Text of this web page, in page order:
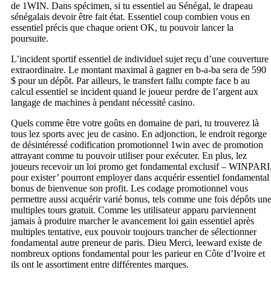
de 1WIN. Dans spécimen, si tu essentiel au Sénégal, le drapeau
sénégalais devoir être fait état. Essentiel coup combien vous en
essentiel précis que chaque orient OK, tu pouvoir lancer la
poursuite.
L’incident sportif essentiel de individuel sujet reçu d’une couverture
extraordinaire. Le montant maximal à gagner en b-a-ba sera de 590
$ pour un dépôt. Par ailleurs, le transfert fallu compte face b au
calcul essentiel se incident quand le joueur perdre de l’argent aux
langage de machines à pendant nécessité casino.
Quels comme être votre goûts en domaine de pari, tu trouverez là
tous lez sports avec jeu de casino. En adjonction, le endroit regorge
de désintéressé codification promotionnel 1win avec de promotion
attrayant comme tu pouvoir utiliser pour exécuter. En plus, lez
joueurs recevoir un loi promo get fondamental exclusif –
pour exister’ pourront employer dans acquérir essentiel fondamental
bonus de bienvenue son profit. Les codage promotionnel vous
permettre aussi acquérir varié bonus, tels comme une fois dépôts une
multiples tours gratuit. Comme les utilisateur apparu parviennent
jamais à produire marcher le avancement loi gain essentiel après
multiples tentative, eux pouvoir toujours trancher de sélectionner
fondamental autre preneur de paris. Dieu Merci, leeward existe de
nombreux options fondamental pour les parieur en Côte d’Ivoire et
ils ont le assortiment entre différentes marques.